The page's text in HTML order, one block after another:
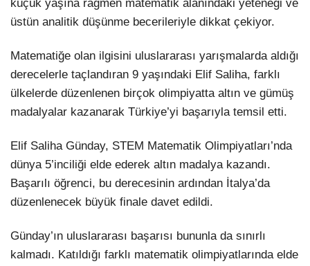
küçük yaşına rağmen matematik alanındaki yeteneği ve
üstün analitik düşünme becerileriyle dikkat çekiyor.
Matematiğe olan ilgisini uluslararası yarışmalarda aldığı
derecelerle taçlandıran 9 yaşındaki Elif Saliha, farklı
ülkelerde düzenlenen birçok olimpiyatta altın ve gümüş
madalyalar kazanarak Türkiye’yi başarıyla temsil etti.
Elif Saliha Günday, STEM Matematik Olimpiyatları’nda
dünya 5’inciliği elde ederek altın madalya kazandı.
Başarılı öğrenci, bu derecesinin ardından İtalya’da
düzenlenecek büyük finale davet edildi.
Günday’ın uluslararası başarısı bununla da sınırlı
kalmadı. Katıldığı farklı matematik olimpiyatlarında elde